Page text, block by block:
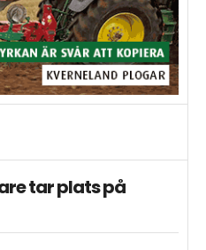
tar plats på